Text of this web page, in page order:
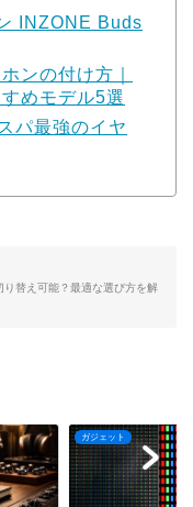
INZONE Buds
ンの付け方｜
めモデル5選
パ最強のイヤ
替え可能？最適な選び方を解
ガジェット